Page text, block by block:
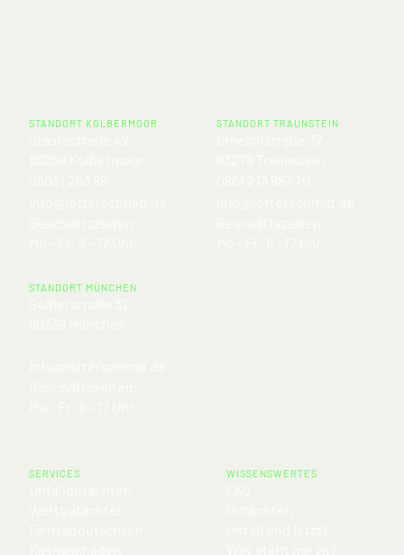
STANDORT KOLBERMOOR STANDORT TRAUNSTEIN
STANDORT MÜNCHEN
SERVICES WISSENSWERTES